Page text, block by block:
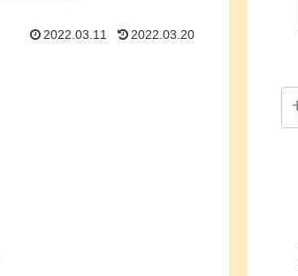
2022.03.11 2022.03.20